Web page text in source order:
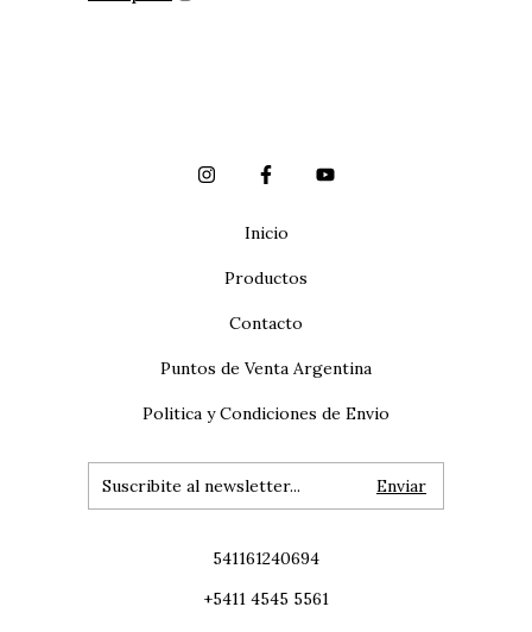
Inicio
Productos
Contacto
Puntos de Venta Argentina
Politica y Condiciones de Envio
541161240694
+5411 4545 5561